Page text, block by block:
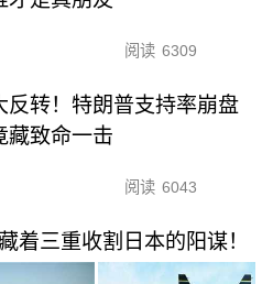
阅读 6309
反转！特朗普支持率崩盘
藏致命一击
阅读 6043
着三重收割日本的阳谋！